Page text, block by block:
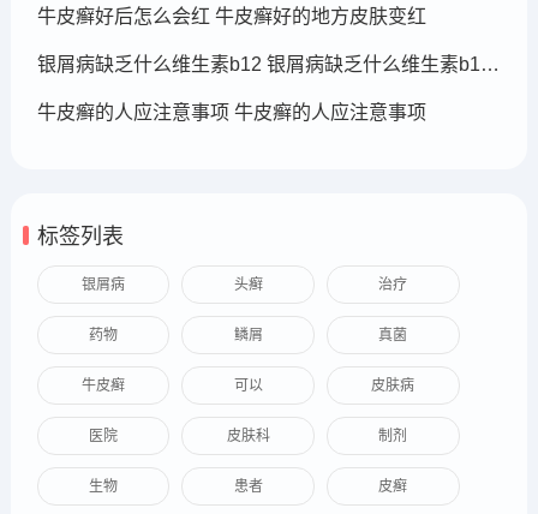
牛皮癣好后怎么会红 牛皮癣好的地方皮肤变红
银屑病缺乏什么维生素b12 银屑病缺乏什么维生素b12可以补充
牛皮癣的人应注意事项 牛皮癣的人应注意事项
标签列表
银屑病 头癣 治疗
药物 鳞屑 真菌
牛皮癣 可以 皮肤病
医院 皮肤科 制剂
生物 患者 皮癣